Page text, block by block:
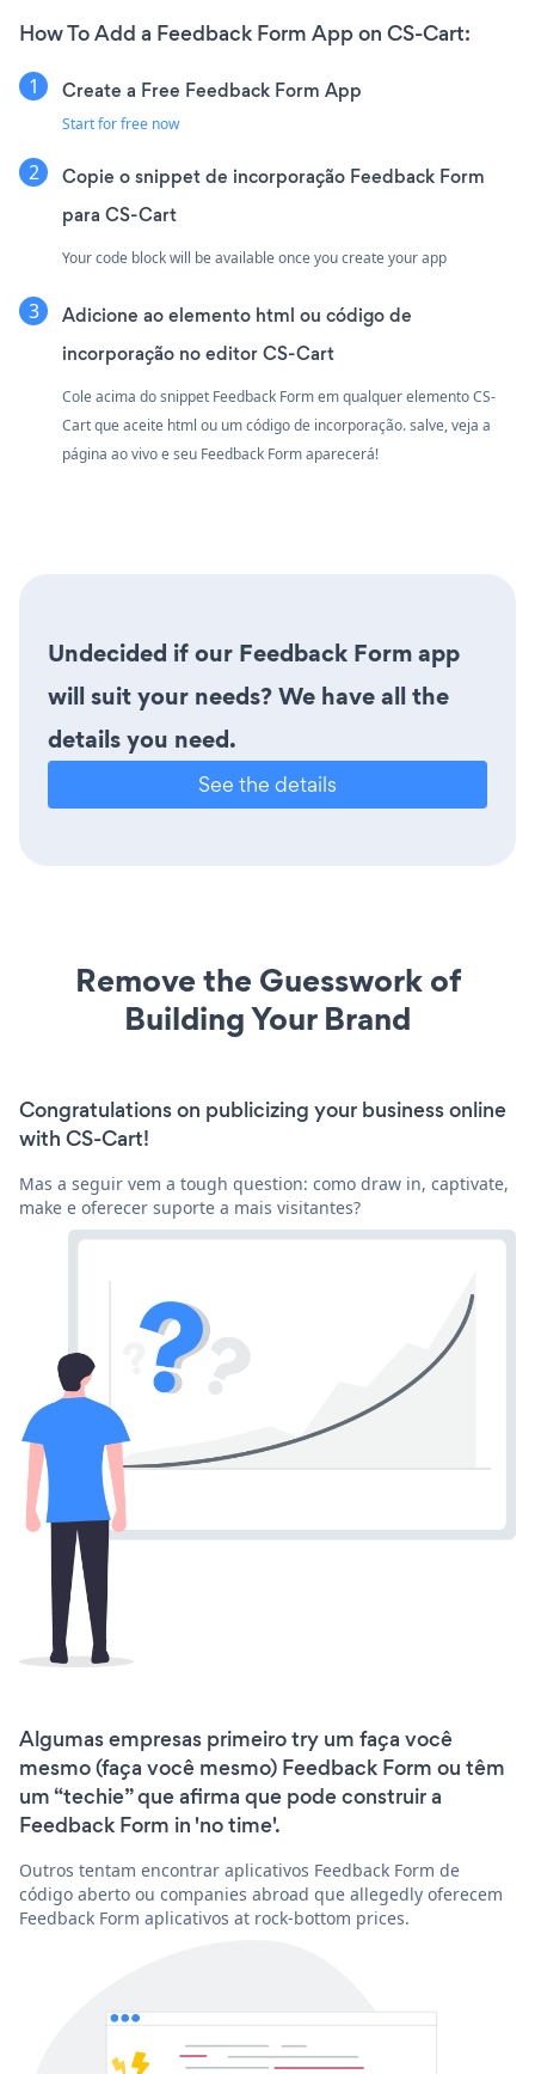
How To Add a Feedback Form App on CS-Cart:
Create a Free Feedback Form App
Start for free now
Copie o snippet de incorporação Feedback Form
para CS-Cart
Your code block will be available once you create your app
Adicione ao elemento html ou código de
incorporação no editor CS-Cart
Cole acima do snippet Feedback Form em qualquer elemento CS-
Cart que aceite html ou um código de incorporação. salve, veja a
página ao vivo e seu Feedback Form aparecerá!
Undecided if our Feedback Form app
will suit your needs? We have all the
details you need.
See the details
Remove the Guesswork of
Building Your Brand
Congratulations on publicizing your business online
with CS-Cart!
Mas a seguir vem a tough question: como draw in, captivate,
make e oferecer suporte a mais visitantes?
Algumas empresas primeiro try um faça você
mesmo (faça você mesmo) Feedback Form ou têm
um “techie” que afirma que pode construir a
Feedback Form in 'no time'.
Outros tentam encontrar aplicativos Feedback Form de
código aberto ou companies abroad que allegedly oferecem
Feedback Form aplicativos at rock-bottom prices.